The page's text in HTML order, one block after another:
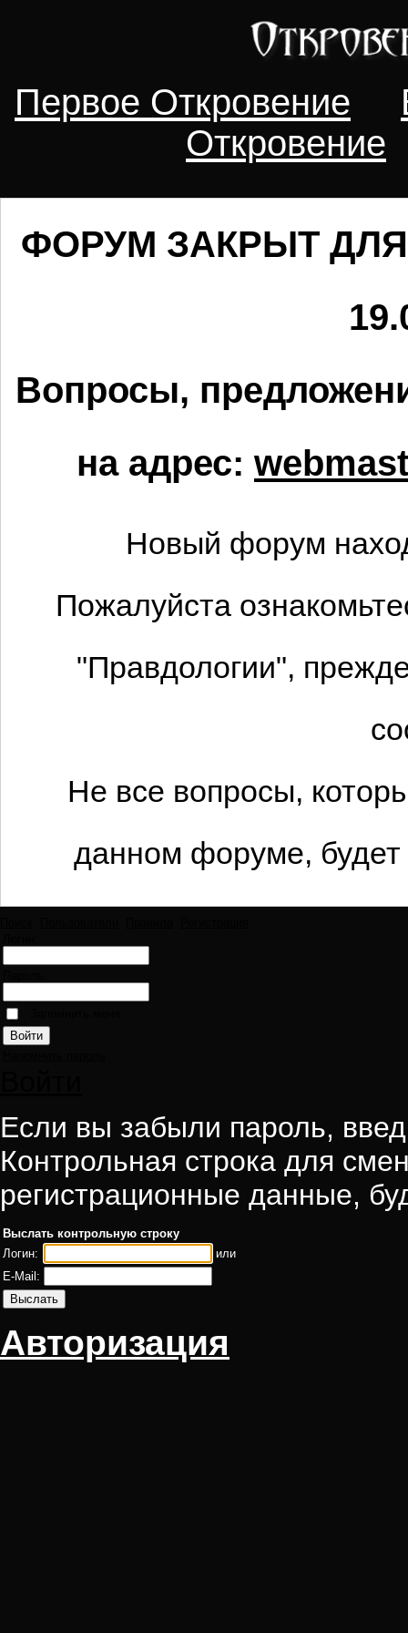
Первое Откровение
Откровение
ФОРУМ ЗАКРЫТ
Вопросы,
на адрес:
Новый форум
Пожалуйста
"Правдологии",
Не все вопросы,
данном форуме,
Если вы забыли пароль,
Контрольная строка для
регистрационные данные,
Выслать контрольную строку
Логин:
или
E-Mail:
Авторизация